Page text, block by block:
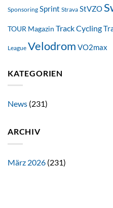
Sponsoring Sprint Strava StVZO
TOUR Magazin Track Cycling
League Velodrom VO2max
KATEGORIEN
News (231)
ARCHIV
März 2026 (231)